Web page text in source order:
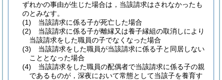
ずれかの事由が生じた場合は，当該請求はされなかったも
のとみなす。
(1)
当該請求に係る子が死亡した場合
(2)
当該請求に係る子が離縁又は養子縁組の取消しにより
当該請求をした職員の子でなくなった場合
(3)
当該請求をした職員が当該請求に係る子と同居しない
こととなった場合
(4)
当該請求をした職員の配偶者で当該請求に係る子の親
であるものが，深夜において常態として当該子を養育す